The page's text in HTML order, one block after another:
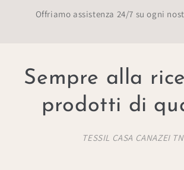
Offriamo assistenza 24/7 su ogni
Sempre alla
prodotti di
TESSIL CASA CANAZEI TN